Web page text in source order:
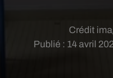
Publié : 14 avril
Crédit